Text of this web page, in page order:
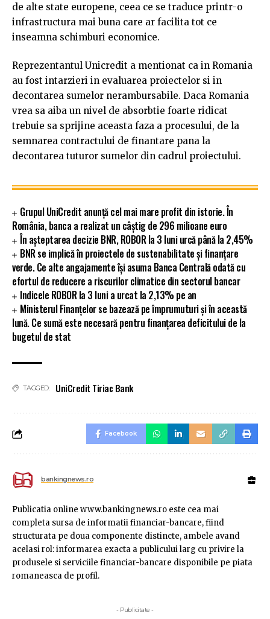
de alte state europene, ceea ce se traduce printr-o
infrastructura mai buna care ar facilita tot ce
inseamna schimburi economice.
Reprezentantul Unicredit a mentionat ca in Romania
au fost intarzieri in evaluarea proiectelor si in
decontarea sumelor nerambursabile. Daca Romania
vrea sa aiba un nivel de absorbtie foarte ridicat
trebuie sa sprijine aceasta faza a procesului, de la
semnarea contractului de finantare pana la
decontarea tuturor sumelor din cadrul proiectului.
Grupul UniCredit anunță cel mai mare profit din istorie. În
România, banca a realizat un câștig de 296 milioane euro
În așteptarea decizie BNR, ROBOR la 3 luni urcă până la 2,45%
BNR se implică în proiectele de sustenabilitate și finanțare
verde. Ce alte angajamente își asuma Banca Centrală odată cu
efortul de reducere a riscurilor climatice din sectorul bancar
Indicele ROBOR la 3 luni a urcat la 2,13% pe an
Ministerul Finanţelor se bazează pe împrumuturi și în această
lună. Ce sumă este necesară pentru finanțarea deficitului de la
bugetul de stat
TAGGED: UniCredit Tiriac Bank
Facebook
bankingnews.ro
Publicatia online www.bankingnews.ro este cea mai
completa sursa de informatii financiar-bancare, fiind
structurata pe doua componente distincte, ambele avand
acelasi rol: informarea exacta a publicului larg cu privire la
produsele si serviciile financiar-bancare disponibile pe piata
romaneasca de profil.
- Publicitate -